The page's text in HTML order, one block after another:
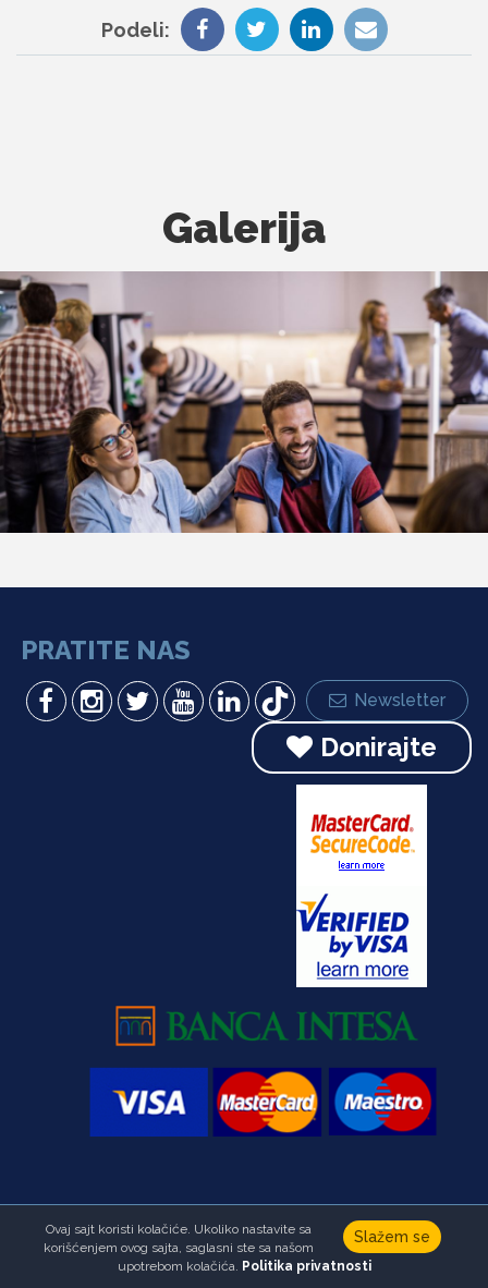
Podeli:
Galerija
PRATITE NAS
Newsletter
Donirajte
Copyright © Fondacija Ana i Vlade Divac.Sva prava zadržana
Developed byHALO Creative Team
Slažem se
Ovaj sajt koristi kolačiće. Ukoliko nastavite sa
korišćenjem ovog sajta, saglasni ste sa našom
upotrebom kolačića. Politika privatnosti